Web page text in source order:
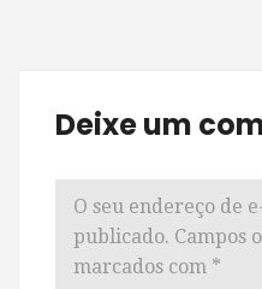
Deixe um
O seu endereço de
publicado. Campos
marcados com *